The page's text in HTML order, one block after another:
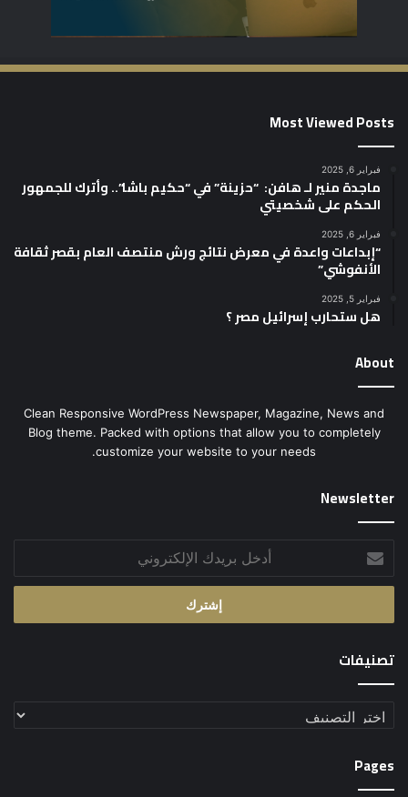
Most Viewed Posts
فبراير 6, 2025
ماجدة منير لـ هافن: “حزينة” في “حكيم باشا”.. وأترك للجمهور
الحكم على شخصيتي
فبراير 6, 2025
“إبداعات واعدة في معرض نتائج ورش منتصف العام بقصر ثقافة
الأنفوشي”
فبراير 5, 2025
هل ستحارب إسرائيل مصر ؟
About
Clean Responsive WordPress Newspaper, Magazine, News and
Blog theme. Packed with options that allow you to completely
customize your website to your needs.
Newsletter
أدخل
بريدك
الإلكتروني
تصنيفات
تصنيفات
Pages